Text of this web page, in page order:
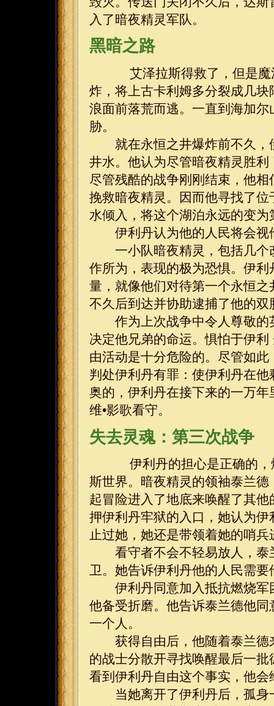
入了暗夜精灵军队。
黑暗之路
艾泽拉斯得救了，但是魔
炸，将上古卡利姆多分裂成几
浪面前落荒而逃。一直到海加
胁。
就在永恒之井爆炸前不久，
井水。他认为尽管暗夜精灵胜
尽管残酷的战争刚刚结束，他
挽救暗夜精灵。因而他寻找了
水倾入，将这个湖泊永远的变
伊利丹认为他的人民将会视
一小队暗夜精灵，包括几个
作所为，表现的极为恐惧。伊
量，就像他们对待第一个永恒
不久后到达并协助逮捕了他的双
作为上次战争中令人尊敬的
决定他兄弟的命运。惧怕于伊
由活动是十分危险的。尽管如
判处伊利丹有罪：使伊利丹在
奥的，伊利丹在接下来的一万
维•影歌看守。
失去灵魂：第三次战争
伊利丹的担心是正确的，
斯世界。暗夜精灵的领袖泰兰
起冒险进入了地底来唤醒了其
押伊利丹牢狱的入口，她认为
止过她，她还是带领着她的哨兵
看守者不会不轻易放人，泰
卫。她告诉伊利丹他的人民需
伊利丹同意加入抵抗燃烧军
他备受折磨。他告诉泰兰德他
一个人。
获得自由后，他随着泰兰德
的战士分散开寻找唤醒最后一
看到伊利丹自由这个事实，他
当她离开了伊利丹后，孤身